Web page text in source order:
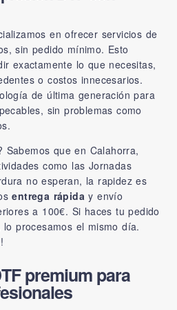
en ofrecer servicios de
sin pedido mínimo. Esto
exactamente lo que necesitas,
o costos innecesarios.
de última generación para
sin problemas como
Sabemos que en Calahorra,
como las Jornadas
no esperan, la rapidez es
entrega rápida y envío
a 100€. Si haces tu pedido
procesamos el mismo día.
premium para